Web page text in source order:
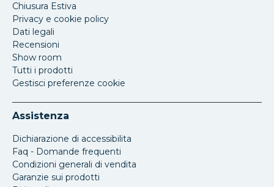
Chiusura Estiva
Privacy e cookie policy
Dati legali
Recensioni
Show room
Tutti i prodotti
Gestisci preferenze cookie
Assistenza
Dichiarazione di accessibilita
Faq - Domande frequenti
Condizioni generali di vendita
Garanzie sui prodotti